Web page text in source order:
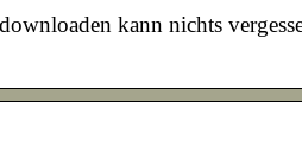
kann nichts